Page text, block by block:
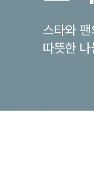
스타와
따뜻한